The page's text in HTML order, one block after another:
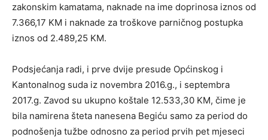
zakonskim kamatama, naknade na ime doprinosa iznos od
7.366,17 KM i naknade za troškove parničnog postupka
iznos od 2.489,25 KM.
Podsjećanja radi, i prve dvije presude Općinskog i
Kantonalnog suda iz novembra 2016.g., i septembra
2017.g. Zavod su ukupno koštale 12.533,30 KM, čime je
bila namirena šteta nanesena Begiću samo za period do
podnošenja tužbe odnosno za period prvih pet mjeseci